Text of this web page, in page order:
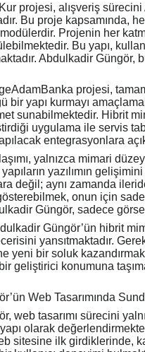
projesi, alışveriş
Bu proje kapsamında,
modülerdir. Projenin her
Bu yapı,
Abdulkadir
projesi,
bir yapı kurmayı
sunabilmektedir. Hibrit
uygulama ile servis
entegrasyonlara
yalnızca mimari
yapıların yazılımın
değil; aynı zamanda
onun için
Güngör, sadece
Güngör’ün hibrit
yansıtmaktadır.
yeni bir soluk
geliştirici konumuna
Web Tasarımında
web tasarımı sürecini
olarak
sitesine ilk girdiklerinde,